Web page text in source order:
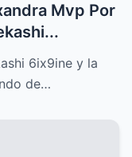
Mvp Por
6ix9ine y la
de…